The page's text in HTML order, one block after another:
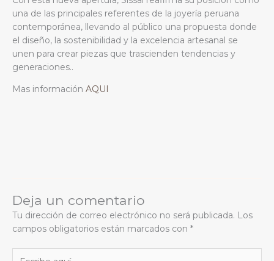
una de las principales referentes de la joyería peruana
contemporánea, llevando al público una propuesta donde
el diseño, la sostenibilidad y la excelencia artesanal se
unen para crear piezas que trascienden tendencias y
generaciones..
Mas información AQUI
Deja un comentario
Tu dirección de correo electrónico no será publicada. Los
campos obligatorios están marcados con *